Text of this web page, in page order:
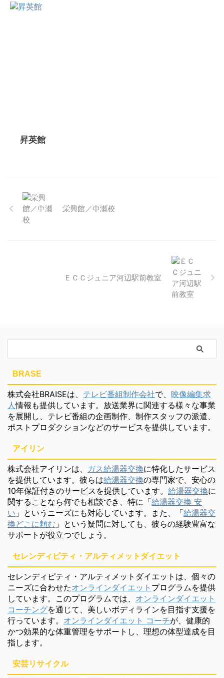
昇英館
栄興館／中瀬校
ＥＣＣジュニア河辺駅前教室
BRASE
株式会社BRAISEは、 テレビ番組制作会社で、 映像編集求
人情報も提供しています。放送業界に関連する様々な事業
を展開し、テレビ番組の企画制作、制作スタッフの派遣、
ポストプロダクションなどのサービスを提供しています。
アイリン
株式会社アイリンは、 ガス給湯器交換に特化したサービス
を提供しています。彼らは給湯器交換の専門家で、安心の
10年保証付きのサービスを提供しています。 給湯器交換に
関することなら何でも相談でき、特に「給湯器交換 安
い 」というニーズにも対応しています。また、「給湯器交
換どこに頼む 」という疑問に対しても、彼らの経験豊富な
サポートが役立つでしょう。
セレンディピティ・アルティメットダイエット
セレンディピティ・アルティメットダイエットは、個々の
ニーズに合わせたオンラインダイエット プログラムを提供
しています。このプログラムでは、 オンラインダイエット
コーチングを通じて、美しいボディラインを目指す支援を
行っています。 オンラインダイエット コーチが、健康的
かつ効果的な体重管理をサポートし、理想の体型達成を目
指します。
安芸リサイクル